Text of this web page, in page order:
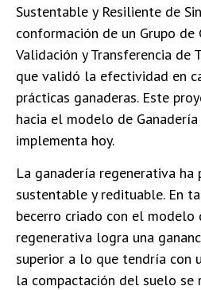
Sustentable y Resiliente de
conformación de un Grupo de
Validación y Transferencia de
que validó la efectividad en
prácticas ganaderas. Este
hacia el modelo de
implementa hoy.
La ganadería regenerativa ha
sustentable y redituable. En
becerro criado con el modelo
regenerativa logra una
superior a lo que tendría con
la compactación del suelo se